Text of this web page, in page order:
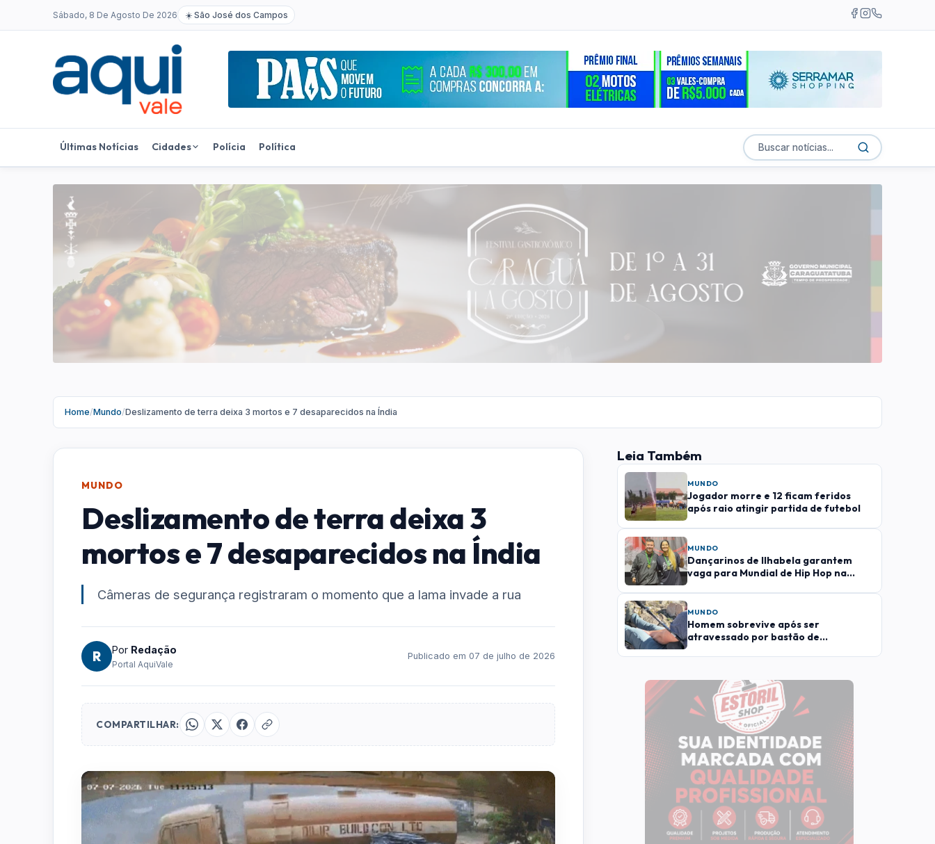
Sábado, 8 De Agosto De 2026 ☀️ São José dos Campos
Últimas Notícias Cidades Polícia Política
Home/Mundo/Deslizamento de terra deixa 3 mortos e 7 desaparecidos na Índia
MUNDO
Deslizamento de terra deixa 3
mortos e 7 desaparecidos na Índia
Câmeras de segurança registraram o momento que a lama invade a rua
R Por Redação
Portal AquiVale
Publicado em 07 de julho de 2026
COMPARTILHAR:
Leia Também
MUNDO
Jogador morre e 12 ficam feridos
após raio atingir partida de futebol
MUNDO
Dançarinos de Ilhabela garantem
vaga para Mundial de Hip Hop na
MUNDO
Homem sobrevive após ser
atravessado por bastão de